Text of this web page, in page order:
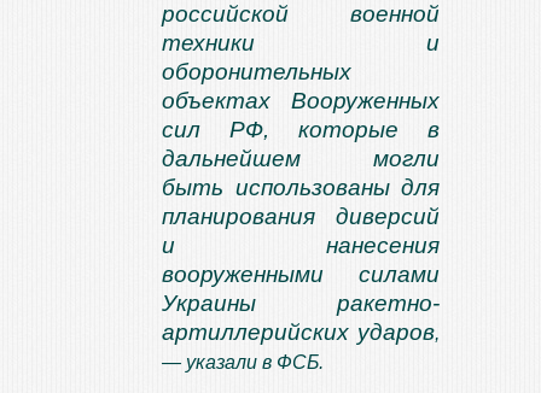
российской военной
техники и
оборонительных
объектах Вооруженных
сил РФ, которые в
дальнейшем могли
быть использованы для
планирования диверсий
и нанесения
вооруженными силами
Украины ракетно-
артиллерийских ударов,
— указали в ФСБ.